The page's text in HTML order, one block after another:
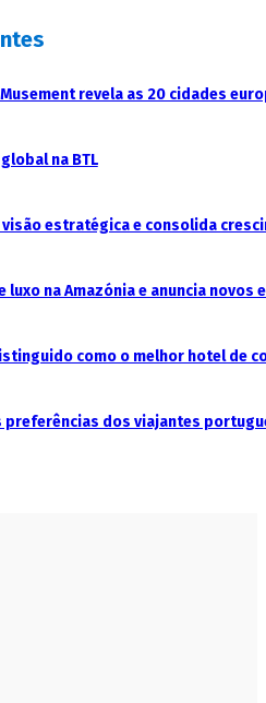
Musement revela as 20 cidades
na BTL
estratégica e consolida
luxo na Amazónia e anuncia
como o melhor hotel de
preferências dos viajantes